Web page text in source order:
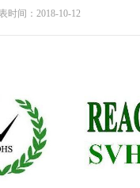
时间：2018-10-12